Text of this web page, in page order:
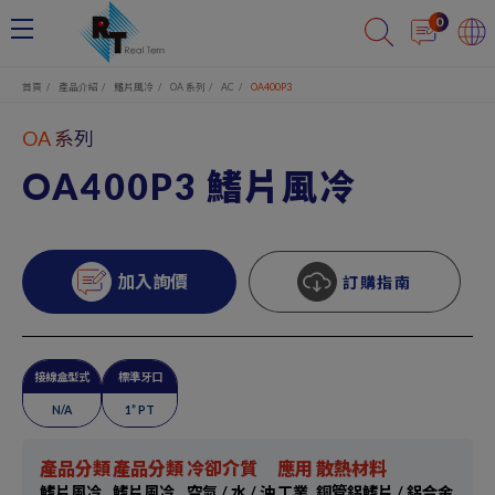
0
首頁 產品介紹 鰭片風冷 OA 系列 AC OA400P3
OA 系列
OA400P3 鰭片風冷
加入詢價 訂購指南
接線盒型式
N/A
標準牙口
1” PT
產品分類產品分類 冷卻介質 應用 散熱材料
Cookie管理面板